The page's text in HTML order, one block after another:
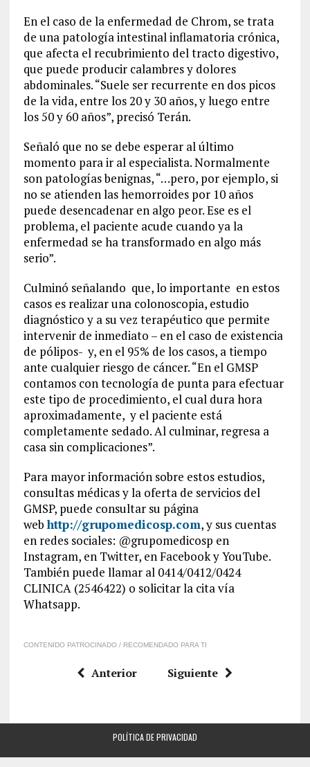
En el caso de la enfermedad de Chrom, se trata
de una patología intestinal inflamatoria crónica,
que afecta el recubrimiento del tracto digestivo,
que puede producir calambres y dolores
abdominales. “Suele ser recurrente en dos picos
de la vida, entre los 20 y 30 años, y luego entre
los 50 y 60 años”, precisó Terán.
Señaló que no se debe esperar al último
momento para ir al especialista. Normalmente
son patologías benignas, “…pero, por ejemplo, si
no se atienden las hemorroides por 10 años
puede desencadenar en algo peor. Ese es el
problema, el paciente acude cuando ya la
enfermedad se ha transformado en algo más
serio”.
Culminó señalando que, lo importante en estos
casos es realizar una colonoscopia, estudio
diagnóstico y a su vez terapéutico que permite
intervenir de inmediato – en el caso de existencia
de pólipos- y, en el 95% de los casos, a tiempo
ante cualquier riesgo de cáncer. “En el GMSP
contamos con tecnología de punta para efectuar
este tipo de procedimiento, el cual dura hora
aproximadamente, y el paciente está
completamente sedado. Al culminar, regresa a
casa sin complicaciones”.
Para mayor información sobre estos estudios,
consultas médicas y la oferta de servicios del
GMSP, puede consultar su página
webhttp://grupomedicosp.com, y sus cuentas
en redes sociales: @grupomedicosp en
Instagram, en Twitter, en Facebook y YouTube.
También puede llamar al 0414/0412/0424
CLINICA (2546422) o solicitar la cita vía
Whatsapp.
CONTENIDO PATROCINADO / RECOMENDADO PARA TI
Anterior Siguiente
POLÍTICA DE PRIVACIDAD